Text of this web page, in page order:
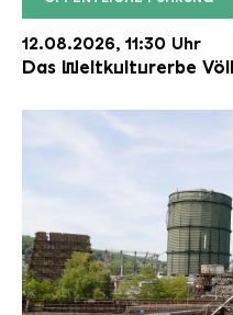
Der Erzschrägaufzug
Copyright:
12.08.2026, 11:30 Uhr
Das Weltkulturerbe